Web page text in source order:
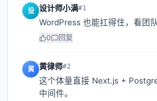
设 设计师小满#1
WordPress 也能扛得住，看团
0 回复
黄 黄律师#2
这个体量直接 Next.js +
中间件。